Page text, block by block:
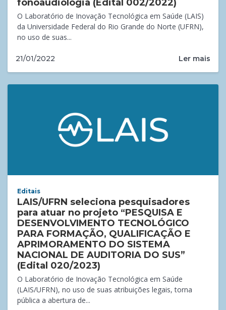
fonoaudiologia (Edital 002/2022)
O Laboratório de Inovação Tecnológica em Saúde (LAIS)
da Universidade Federal do Rio Grande do Norte (UFRN),
no uso de suas...
21/01/2022 Ler mais
Editais
LAIS/UFRN seleciona pesquisadores
para atuar no projeto “PESQUISA E
DESENVOLVIMENTO TECNOLÓGICO
PARA FORMAÇÃO, QUALIFICAÇÃO E
APRIMORAMENTO DO SISTEMA
NACIONAL DE AUDITORIA DO SUS”
(Edital 020/2023)
O Laboratório de Inovação Tecnológica em Saúde
(LAIS/UFRN), no uso de suas atribuições legais, torna
pública a abertura de...